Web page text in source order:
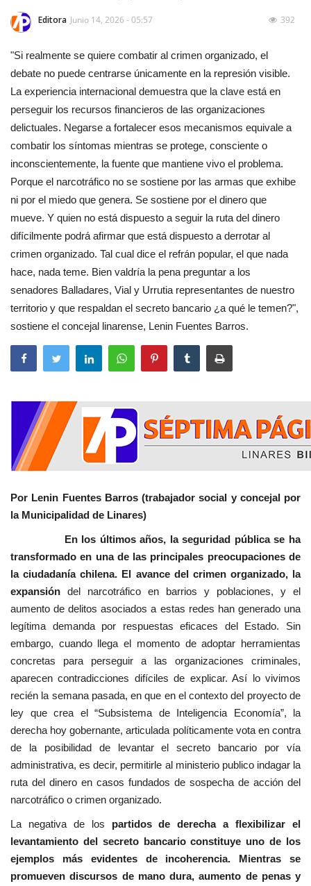
Editora Junio 14, 2026 - 05:57 392
"Si realmente se quiere combatir al crimen organizado, el
debate no puede centrarse únicamente en la represión visible.
La experiencia internacional demuestra que la clave está en
perseguir los recursos financieros de las organizaciones
delictuales. Negarse a fortalecer esos mecanismos equivale a
combatir los síntomas mientras se protege, consciente o
inconscientemente, la fuente que mantiene vivo el problema.
Porque el narcotráfico no se sostiene por las armas que exhibe
ni por el miedo que genera. Se sostiene por el dinero que
mueve. Y quien no está dispuesto a seguir la ruta del dinero
difícilmente podrá afirmar que está dispuesto a derrotar al
crimen organizado. Tal cual dice el refrán popular, el que nada
hace, nada teme. Bien valdría la pena preguntar a los
senadores Balladares, Vial y Urrutia representantes de nuestro
territorio y que respaldan el secreto bancario ¿a qué le temen?",
sostiene el concejal linarense, Lenin Fuentes Barros.
Por Lenin Fuentes Barros (trabajador social y concejal por
la Municipalidad de Linares)
En los últimos años, la seguridad pública se ha
transformado en una de las principales preocupaciones de
la ciudadanía chilena. El avance del crimen organizado, la
expansión del narcotráfico en barrios y poblaciones, y el
aumento de delitos asociados a estas redes han generado una
legítima demanda por respuestas eficaces del Estado. Sin
embargo, cuando llega el momento de adoptar herramientas
concretas para perseguir a las organizaciones criminales,
aparecen contradicciones difíciles de explicar. Así lo vivimos
recién la semana pasada, en que en el contexto del proyecto de
ley que crea el “Subsistema de Inteligencia Economía”, la
derecha hoy gobernante, articulada políticamente vota en contra
de la posibilidad de levantar el secreto bancario por vía
administrativa, es decir, permitirle al ministerio publico indagar la
ruta del dinero en casos fundados de sospecha de acción del
narcotráfico o crimen organizado.
La negativa de los partidos de derecha a flexibilizar el
levantamiento del secreto bancario constituye uno de los
ejemplos más evidentes de incoherencia. Mientras se
promueven discursos de mano dura, aumento de penas y